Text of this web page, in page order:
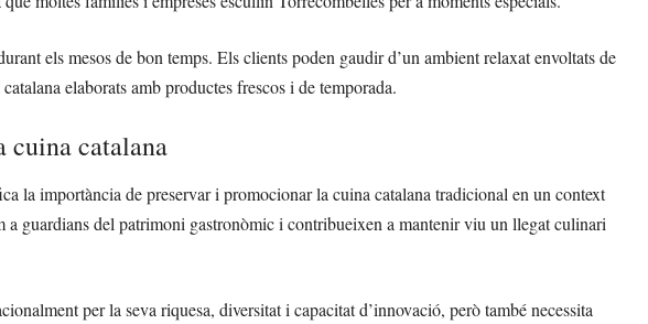
els mesos de bon temps. Els clients poden gaudir d’un ambient relaxat envoltats de
elaborats amb productes frescos i de temporada.
cuina catalana
la importància de preservar i promocionar la cuina catalana tradicional en un context
a guardians del patrimoni gastronòmic i contribueixen a mantenir viu un llegat culinari
per la seva riquesa, diversitat i capacitat d’innovació, però també necessita